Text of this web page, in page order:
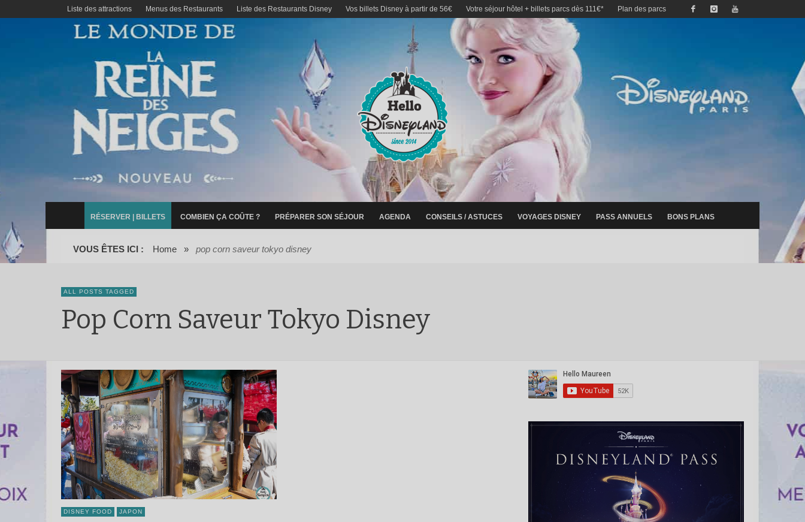
Liste des attractions Menus des Restaurants Liste des Restaurants Disney Vos billets Disney à partir de 56€ Votre séjour hôtel + billets parcs dès 111€* Plan des parcs
RÉSERVER | BILLETS COMBIEN ÇA COÛTE ? PRÉPARER SON SÉJOUR AGENDA CONSEILS / ASTUCES VOYAGES DISNEY PASS ANNUELS BONS PLANS
VOUS ÊTES ICI : Home » pop corn saveur tokyo disney
ALL POSTS TAGGED
Pop Corn Saveur Tokyo Disney
DISNEY FOOD JAPON